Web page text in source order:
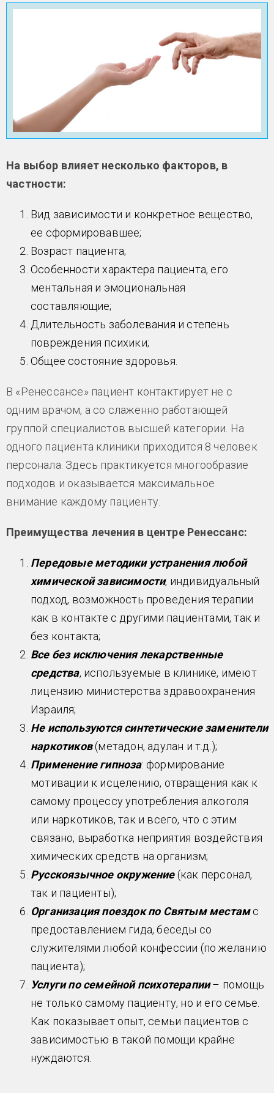
На выбор влияет несколько факторов, в
частности:
Вид зависимости и конкретное вещество,
ее сформировавшее;
Возраст пациента;
Особенности характера пациента, его
ментальная и эмоциональная
составляющие;
Длительность заболевания и степень
повреждения психики;
Общее состояние здоровья.
В «Ренессансе» пациент контактирует не с
одним врачом, а со слаженно работающей
группой специалистов высшей категории. На
одного пациента клиники приходится 8 человек
персонала. Здесь практикуется многообразие
подходов и оказывается максимальное
внимание каждому пациенту.
Преимущества лечения в центре Ренессанс:
Передовые методики устранения любой
химической зависимости, индивидуальный
подход, возможность проведения терапии
как в контакте с другими пациентами, так и
без контакта;
Все без исключения лекарственные
средства, используемые в клинике, имеют
лицензию министерства здравоохранения
Израиля;
Не используются синтетические заменители
наркотиков(метадон, адулан и т.д.);
Применение гипноза: формирование
мотивации к исцелению, отвращения как к
самому процессу употребления алкоголя
или наркотиков, так и всего, что с этим
связано, выработка неприятия воздействия
химических средств на организм;
Русскоязычное окружение(как персонал,
так и пациенты);
Организация поездок по Святым местамс
предоставлением гида, беседы со
служителями любой конфессии (по желанию
пациента);
Услуги по семейной психотерапии– помощь
не только самому пациенту, но и его семье.
Как показывает опыт, семьи пациентов с
зависимостью в такой помощи крайне
нуждаются.